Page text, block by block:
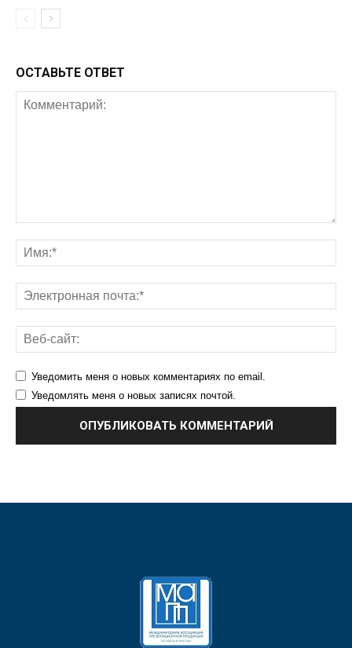
ОСТАВЬТЕ ОТВЕТ
Уведомить меня о новых комментариях по email.
Уведомлять меня о новых записях почтой.